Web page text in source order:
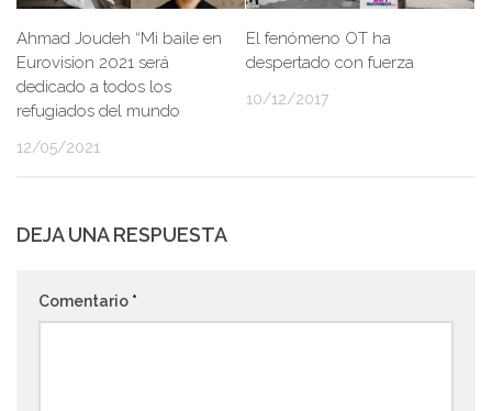
Ahmad Joudeh “Mi baile en
Eurovision 2021 será
dedicado a todos los
refugiados del mundo
12/05/2021
El fenómeno OT ha
despertado con fuerza
10/12/2017
DEJA UNA RESPUESTA
Comentario *